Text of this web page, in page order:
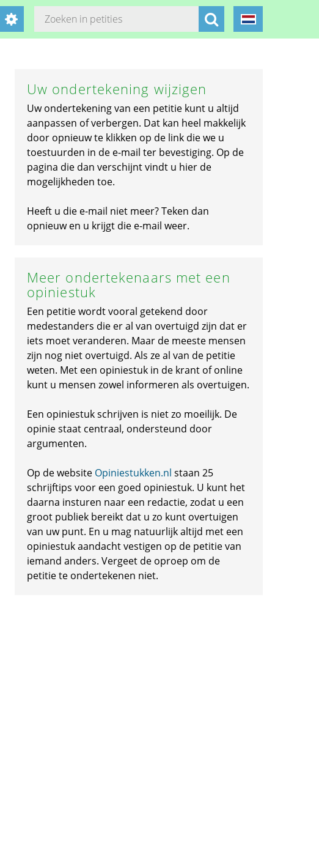
Uw ondertekening wijzigen
Uw ondertekening van een petitie kunt u altijd
aanpassen of verbergen. Dat kan heel makkelijk
door opnieuw te klikken op de link die we u
toestuurden in de e-mail ter bevestiging. Op de
pagina die dan verschijnt vindt u hier de
mogelijkheden toe.
Heeft u die e-mail niet meer? Teken dan
opnieuw en u krijgt die e-mail weer.
Meer ondertekenaars met een
opiniestuk
Een petitie wordt vooral getekend door
medestanders die er al van overtuigd zijn dat er
iets moet veranderen. Maar de meeste mensen
zijn nog niet overtuigd. Als ze al van de petitie
weten. Met een opiniestuk in de krant of online
kunt u mensen zowel informeren als overtuigen.
Een opiniestuk schrijven is niet zo moeilijk. De
opinie staat centraal, ondersteund door
argumenten.
Op de website Opiniestukken.nl staan 25
schrijftips voor een goed opiniestuk. U kunt het
daarna insturen naar een redactie, zodat u een
groot publiek bereikt dat u zo kunt overtuigen
van uw punt. En u mag natuurlijk altijd met een
opiniestuk aandacht vestigen op de petitie van
iemand anders. Vergeet de oproep om de
petitie te ondertekenen niet.